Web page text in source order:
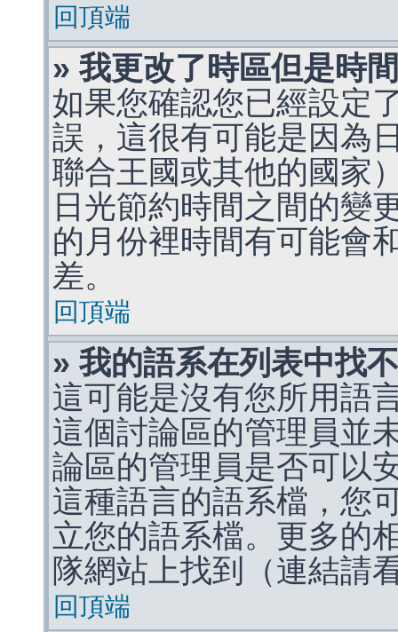
回頂端
» 我更改了時區但是時
如果您確認您已經設定
誤，這很有可能是因為
聯合王國或其他的國家
日光節約時間之間的變
的月份裡時間有可能會
差。
回頂端
» 我的語系在列表中找
這可能是沒有您所用語
這個討論區的管理員並
論區的管理員是否可以
這種語言的語系檔，您
立您的語系檔。更多的
隊網站上找到（連結請
回頂端